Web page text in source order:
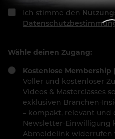
Ich stimme den
Wähle deinen Zugang:
Kostenlose Membership
Voller und kostenloser
Videos & Masterclasses
exklusiven Branchen-
– kompakt, relevant und
Newsletter-Einwilligung
Abmeldelink widerrufen